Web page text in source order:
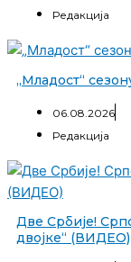
Редакција
„Младост“
06.08.2026
Редакција
Две Србије!
двојке“ (ВИДЕО)